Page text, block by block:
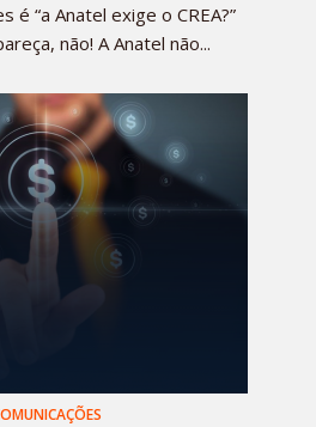
é “a Anatel exige o CREA?”
não! A Anatel não...